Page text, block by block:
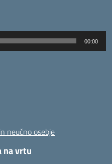
00:00
neučno osebje
na vrtu